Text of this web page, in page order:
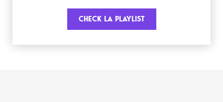
CHECK LA PLAYLIST